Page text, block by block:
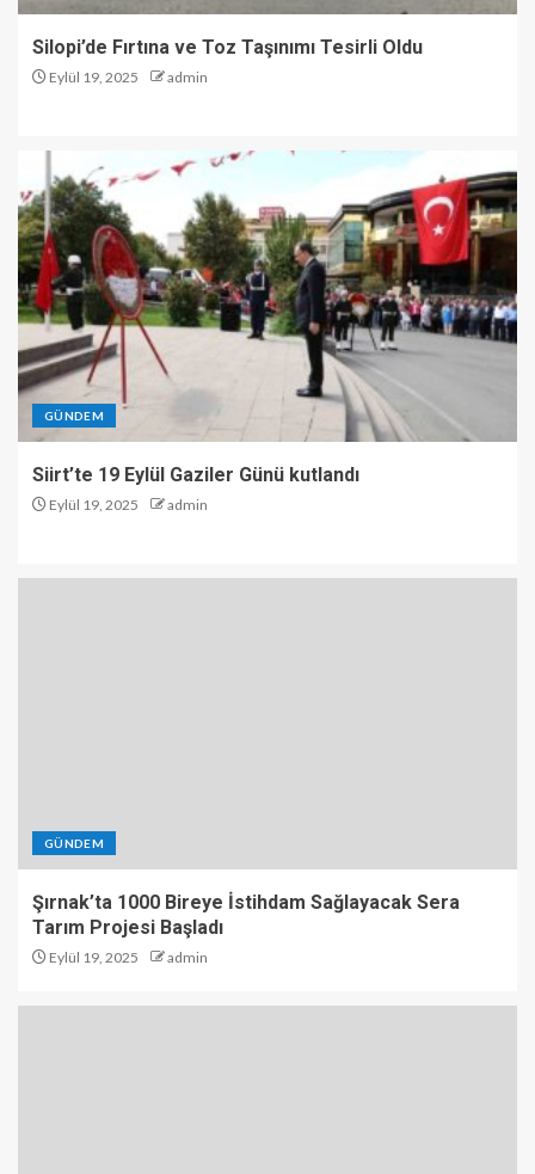
Silopi’de Fırtına ve Toz Taşınımı Tesirli Oldu
Eylül 19, 2025 admin
GÜNDEM
Siirt’te 19 Eylül Gaziler Günü kutlandı
Eylül 19, 2025 admin
GÜNDEM
Şırnak’ta 1000 Bireye İstihdam Sağlayacak Sera
Tarım Projesi Başladı
Eylül 19, 2025 admin